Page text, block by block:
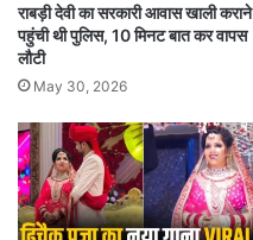
राबड़ी देवी का सरकारी आवास खाली कराने
पहुंची थी पुलिस, 10 मिनट बात कर वापस
लौटी
May 30, 2026